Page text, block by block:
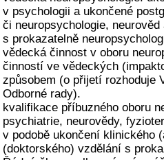
v psychologii a ukončené
či neuropsychologie,
s prokazatelně
vědecká činnost v oboru
činností ve vědeckých
způsobem (o přijetí rozhoduje
Odborné rady).
kvalifikace příbuzného oboru
psychiatrie, neurovědy,
v podobě ukončení klinického
(doktorského) vzdělání s